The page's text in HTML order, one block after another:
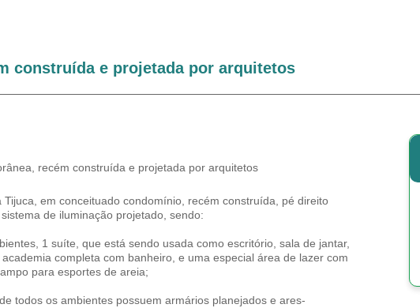
construída e projetada por arquitetos
recém construída e projetada por arquitetos
em conceituado condomínio, recém construída, pé direito
de iluminação projetado, sendo:
1 suíte, que está sendo usada como escritório, sala de jantar,
completa com banheiro, e uma especial área de lazer com
para esportes de areia;
todos os ambientes possuem armários planejados e ares-